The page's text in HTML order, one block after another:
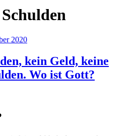
Schulden
2020
kein Geld, keine
Wo ist Gott?